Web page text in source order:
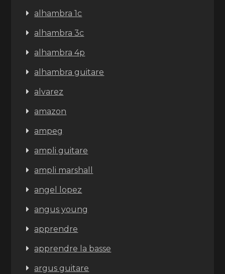
alhambra 1c
alhambra 3c
alhambra 4p
alhambra guitare
alvarez
amazon
ampeg
ampli guitare
ampli marshall
angel lopez
angus young
apprendre
apprendre la basse
argus guitare